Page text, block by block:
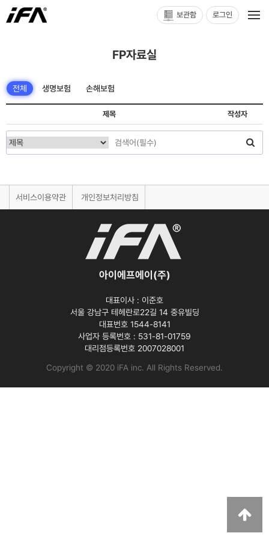
보관함 로그인
FP자료실
전체 생명보험 손해보험
제목 작성자
서비스이용약관 개인정보처리방침
아이에프에이(주)
대표이사 : 이준호
서울 강남구 테헤란로22길 14 중유빌딩
대표번호 1544-8141
사업자 등록번호 : 531-81-01759
대리점등록번호 2007028001
Copyright © 2020 iFA inc. All Rights Reserved.